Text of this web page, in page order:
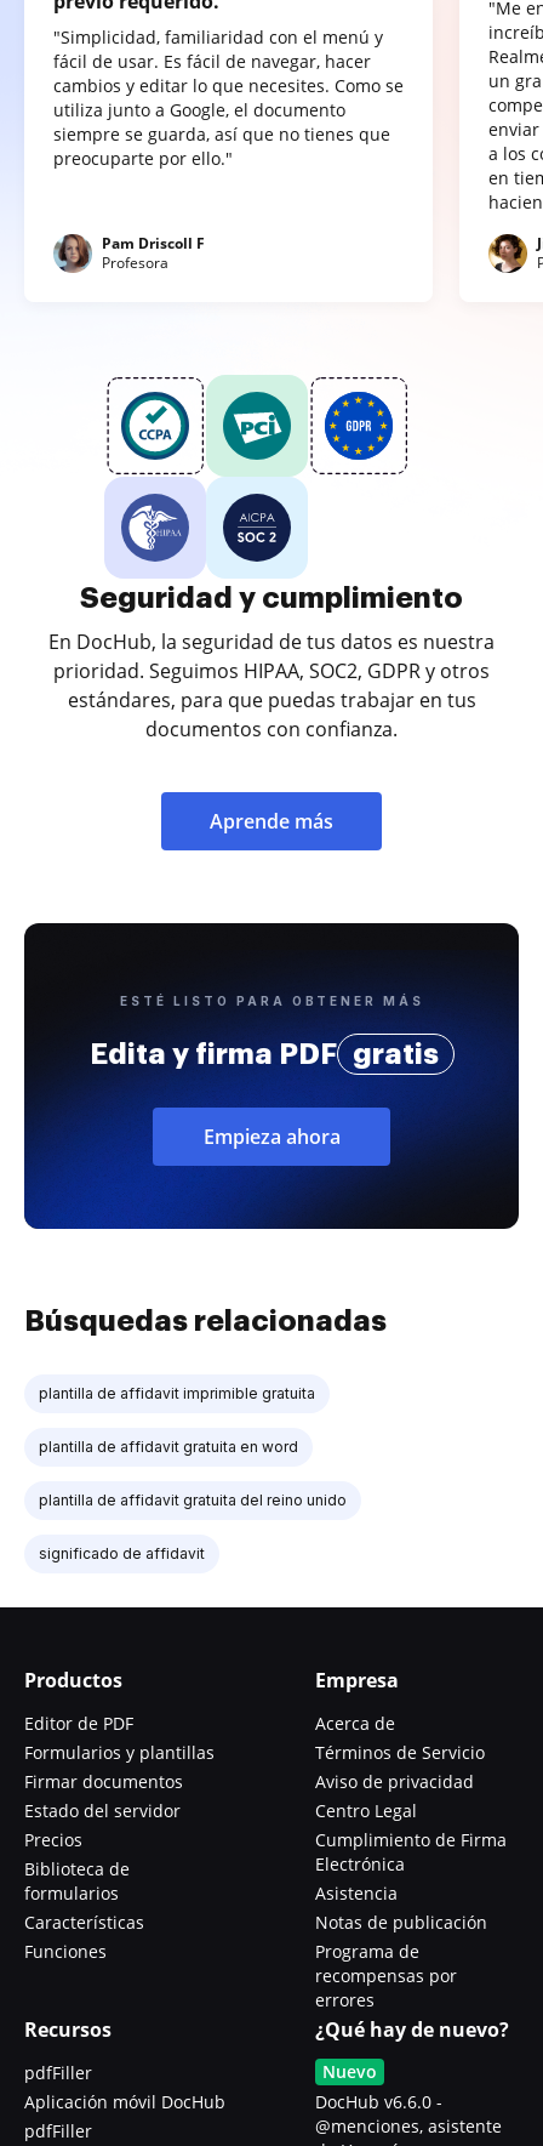
"Simplicidad, familiaridad con el menú y
fácil de usar. Es fácil de navegar, hacer
cambios y editar lo que necesites. Como se
utiliza junto a Google, el documento
siempre se guarda, así que no tienes que
preocuparte por ello."
Pam Driscoll F
Profesora
"Me
un
a los
en
Seguridad y cumplimiento
En DocHub, la seguridad de tus datos es nuestra
prioridad. Seguimos HIPAA, SOC2, GDPR y otros
estándares, para que puedas trabajar en tus
documentos con confianza.
Aprende más
ESTÉ LISTO PARA OBTENER MÁS
Edita y firma PDF gratis
Empieza ahora
Búsquedas relacionadas
plantilla de affidavit imprimible gratuita
plantilla de affidavit gratuita en word
plantilla de affidavit gratuita del reino unido
significado de affidavit
Productos
Editor de PDF
Formularios y plantillas
Firmar documentos
Estado del servidor
Precios
Biblioteca de
formularios
Características
Funciones
Empresa
Acerca de
Términos de Servicio
Aviso de privacidad
Centro Legal
Cumplimiento de Firma
Electrónica
Asistencia
Notas de publicación
Programa de
recompensas por
errores
Recursos
pdfFiller
Aplicación móvil DocHub
pdfFiller
¿Qué hay de nuevo?
Nuevo
DocHub v6.6.0 -
@menciones, asistente